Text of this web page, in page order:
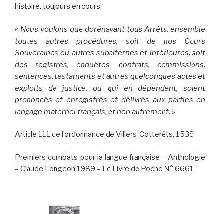
histoire, toujours en cours.
« Nous voulons que dorénavant tous Arrêts, ensemble
toutes autres procédures, soit de nos Cours
Souveraines ou autres subalternes et inférieures, soit
des registres, enquêtes, contrats, commissions,
sentences, testaments et autres quelconques actes et
exploits de justice, ou qui en dépendent, soient
prononcés et enregistrés et délivrés aux parties en
langage maternel français, et non autrement. »
Article 111 de l’ordonnance de Villers-Cotterêts, 1539
Premiers combats pour la langue française – Anthologie
– Claude Longeon 1989 – Le Livre de Poche N° 6661